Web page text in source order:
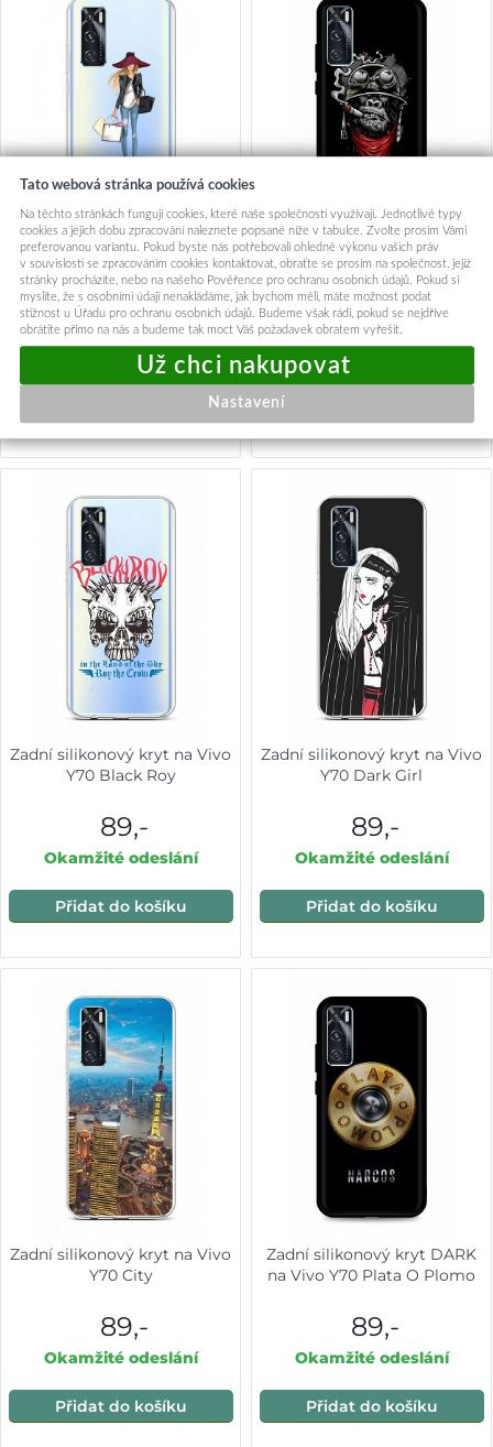
Zadní silikonový kryt na Vivo
Y70 Lady 2
89,-
Okamžité odeslání
Zadní silikonový kryt DARK
na Vivo Y70 Gorilla
89,-
Okamžité odeslání
Zadní silikonový kryt na Vivo
Y70 Black Roy
89,-
Okamžité odeslání
Přidat do košíku
Zadní silikonový kryt na Vivo
Y70 Dark Girl
89,-
Okamžité odeslání
Přidat do košíku
Zadní silikonový kryt na Vivo
Y70 City
89,-
Okamžité odeslání
Přidat do košíku
Zadní silikonový kryt DARK
na Vivo Y70 Plata O Plomo
89,-
Okamžité odeslání
Přidat do košíku
Tato webová stránka používá cookies
Na těchto stránkách fungují cookies, které naše společnosti využívají. Jednotlivé typy
cookies a jejich dobu zpracování naleznete popsané níže v tabulce. Zvolte prosím Vámi
preferovanou variantu. Pokud byste nás potřebovali ohledně výkonu vašich práv
v souvislosti se zpracováním cookies kontaktovat, obraťte se prosím na společnost, jejíž
stránky procházíte, nebo na našeho Pověřence pro ochranu osobních údajů. Pokud si
myslíte, že s osobními údaji nenakládáme, jak bychom měli, máte možnost podat
stížnost u Úřadu pro ochranu osobních údajů. Budeme však rádi, pokud se nejdříve
obrátíte přímo na nás a budeme tak moct Váš požadavek obratem vyřešit.
Nastavení